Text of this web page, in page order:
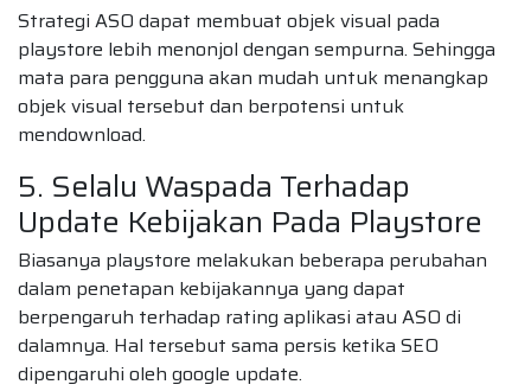
Strategi ASO dapat membuat objek visual pada
playstore lebih menonjol dengan sempurna. Sehingga
mata para pengguna akan mudah untuk menangkap
objek visual tersebut dan berpotensi untuk
mendownload.
5. Selalu Waspada Terhadap
Update Kebijakan Pada Playstore
Biasanya playstore melakukan beberapa perubahan
dalam penetapan kebijakannya yang dapat
berpengaruh terhadap rating aplikasi atau ASO di
dalamnya. Hal tersebut sama persis ketika SEO
dipengaruhi oleh google update.